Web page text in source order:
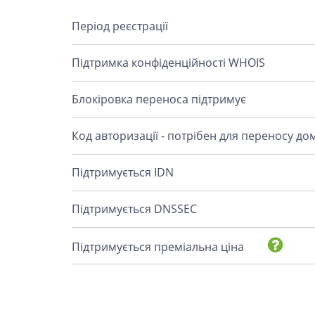
Період реєстрації
Підтримка конфіденційності WHOIS
Блокіровка переноса підтримує
Код авторизації - потрібен для переносу
Підтримується IDN
Підтримується DNSSEC
Підтримується преміальна ціна